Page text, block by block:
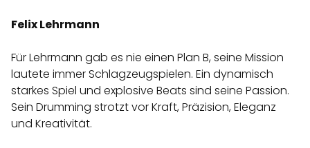
Felix Lehrmann
Für Lehrmann gab es nie einen Plan B, seine Mission
lautete immer Schlagzeugspielen. Ein dynamisch
starkes Spiel und explosive Beats sind seine Passion.
Sein Drumming strotzt vor Kraft, Präzision, Eleganz
und Kreativität.